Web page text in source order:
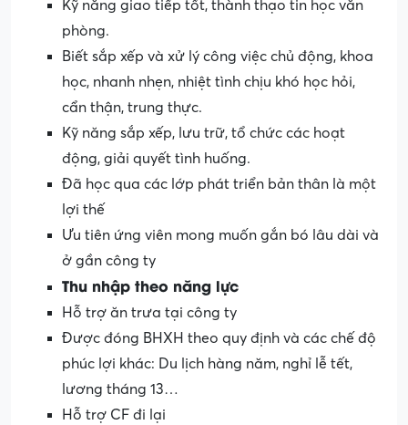
Kỹ năng giao tiếp tốt, thành thạo tin học văn
phòng.
Biết sắp xếp và xử lý công việc chủ động, khoa
học, nhanh nhẹn, nhiệt tình chịu khó học hỏi,
cẩn thận, trung thực.
Kỹ năng sắp xếp, lưu trữ, tổ chức các hoạt
động, giải quyết tình huống.
Đã học qua các lớp phát triển bản thân là một
lợi thế
Ưu tiên ứng viên mong muốn gắn bó lâu dài và
ở gần công ty
Thu nhập theo năng lực
Hỗ trợ ăn trưa tại công ty
Được đóng BHXH theo quy định và các chế độ
phúc lợi khác: Du lịch hàng năm, nghỉ lễ tết,
lương tháng 13…
Hỗ trợ CF đi lại